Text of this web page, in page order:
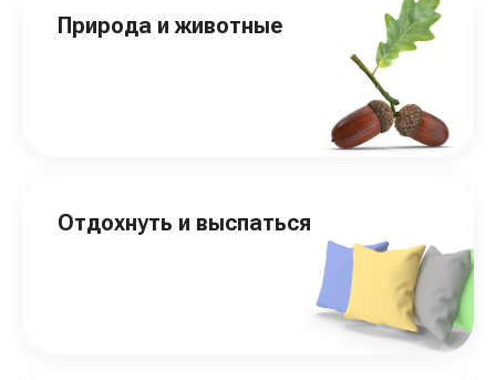
Природа и животные
Отдохнуть и выспаться